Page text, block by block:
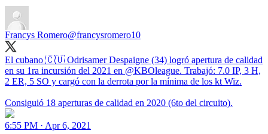
Francys Romero@francysromero10
El cubano 🇨🇺 Odrisamer Despaigne (34) logró apertura de calidad
en su 1ra incursión del 2021 en @KBOleague. Trabajó: 7.0 IP, 3 H,
2 ER, 5 SO y cargó con la derrota por la mínima de los kt Wiz.
Consiguió 18 aperturas de calidad en 2020 (6to del circuito).
6:55 PM · Apr 6, 2021